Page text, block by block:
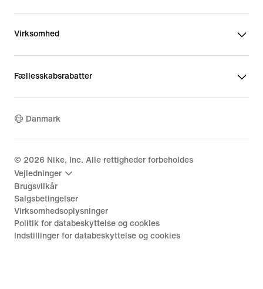
Virksomhed
Fællesskabsrabatter
Danmark
© 2026 Nike, Inc. Alle rettigheder forbeholdes
Vejledninger
Brugsvilkår
Salgsbetingelser
Virksomhedsoplysninger
Politik for databeskyttelse og cookies
Indstillinger for databeskyttelse og cookies